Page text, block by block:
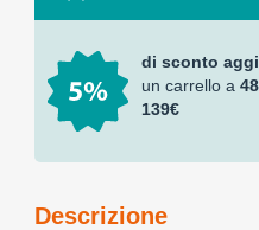
di sconto
un carrello a
139€
Descrizione